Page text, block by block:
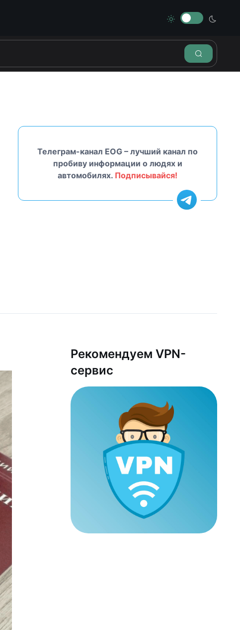
Телеграм-канал EOG – лучший канал по
пробиву информации о людях и
автомобилях. Подписывайся!
Рекомендуем VPN-
сервис